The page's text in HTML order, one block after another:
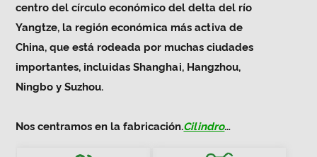
centro del círculo económico del delta del río
Yangtze, la región económica más activa de
China, que está rodeada por muchas ciudades
importantes, incluidas Shanghai, Hangzhou,
Ningbo y Suzhou.
Nos centramos en la fabricación.Cilindro